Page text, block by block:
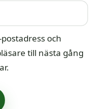
och
till nästa gång